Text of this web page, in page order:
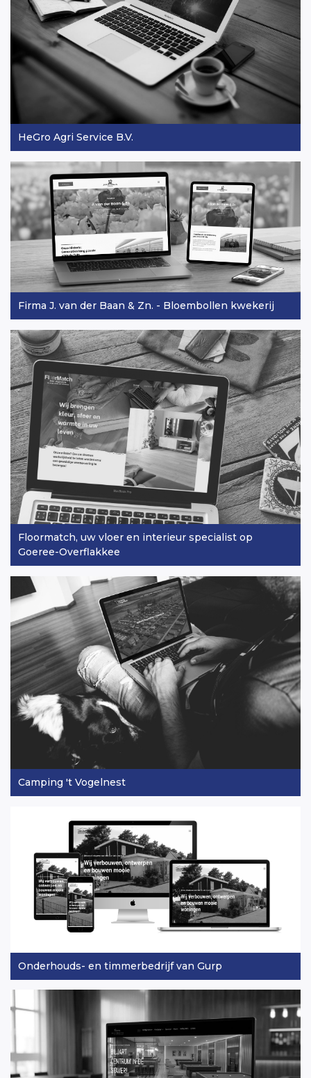
HeGro Agri Service B.V.
Firma J. van der Baan & Zn. - Bloembollen kwekerij
Floormatch, uw vloer en interieur specialist op
Goeree-Overflakkee
Camping 't Vogelnest
Onderhouds- en timmerbedrijf van Gurp